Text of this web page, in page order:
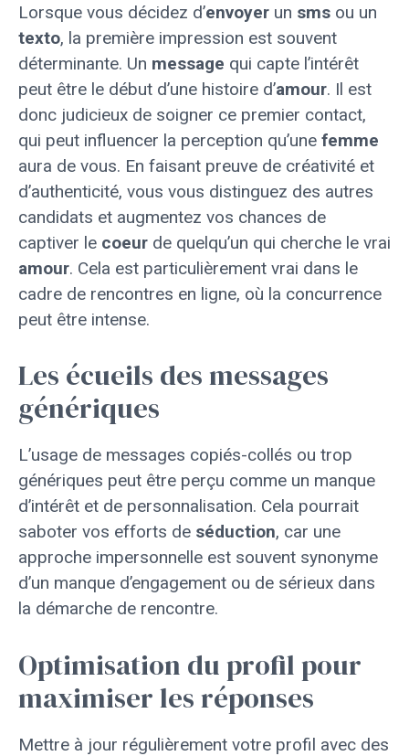
Lorsque vous décidez d’envoyer un sms ou un
texto, la première impression est souvent
déterminante. Un message qui capte l’intérêt
peut être le début d’une histoire d’amour. Il est
donc judicieux de soigner ce premier contact,
qui peut influencer la perception qu’une femme
aura de vous. En faisant preuve de créativité et
d’authenticité, vous vous distinguez des autres
candidats et augmentez vos chances de
captiver le coeur de quelqu’un qui cherche le vrai
amour. Cela est particulièrement vrai dans le
cadre de rencontres en ligne, où la concurrence
peut être intense.
Les écueils des messages
génériques
L’usage de messages copiés-collés ou trop
génériques peut être perçu comme un manque
d’intérêt et de personnalisation. Cela pourrait
saboter vos efforts de séduction, car une
approche impersonnelle est souvent synonyme
d’un manque d’engagement ou de sérieux dans
la démarche de rencontre.
Optimisation du profil pour
maximiser les réponses
Mettre à jour régulièrement votre profil avec des